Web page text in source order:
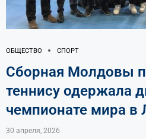
ОБЩЕСТВО СПОРТ
Сборная Молдовы
теннису одержала
чемпионате мира в
30 апреля, 2026